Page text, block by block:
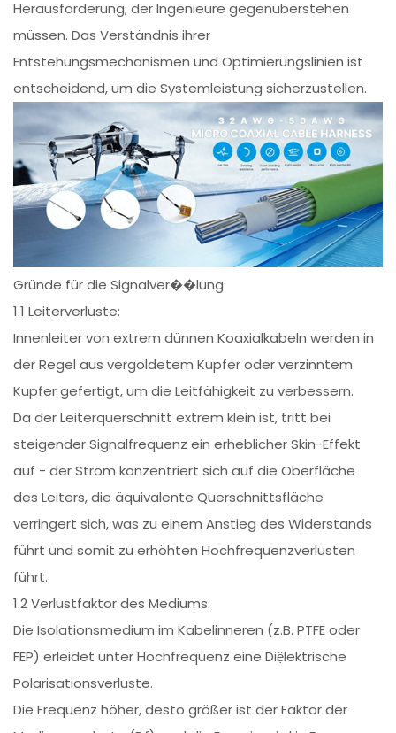
Herausforderung, der Ingenieure gegenüberstehen
müssen. Das Verständnis ihrer
Entstehungsmechanismen und Optimierungslinien ist
entscheidend, um die Systemleistung sicherzustellen.
Gründe für die Signalver��lung
1.1 Leiterverluste:
Innenleiter von extrem dünnen Koaxialkabeln werden in
der Regel aus vergoldetem Kupfer oder verzinntem
Kupfer gefertigt, um die Leitfähigkeit zu verbessern.
Da der Leiterquerschnitt extrem klein ist, tritt bei
steigender Signalfrequenz ein erheblicher Skin-Effekt
auf - der Strom konzentriert sich auf die Oberfläche
des Leiters, die äquivalente Querschnittsfläche
verringert sich, was zu einem Anstieg des Widerstands
führt und somit zu erhöhten Hochfrequenzverlusten
führt.
1.2 Verlustfaktor des Mediums:
Die Isolationsmedium im Kabelinneren (z.B. PTFE oder
FEP) erleidet unter Hochfrequenz eine Diệlektrische
Polarisationsverluste.
Die Frequenz höher, desto größer ist der Faktor der